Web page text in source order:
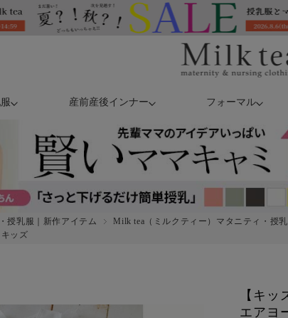
産前産後インナー フォーマル
授乳服｜新作アイテム Milk tea（ミルクティー）マタニティ・授
ッズ
【キ
エアヨ